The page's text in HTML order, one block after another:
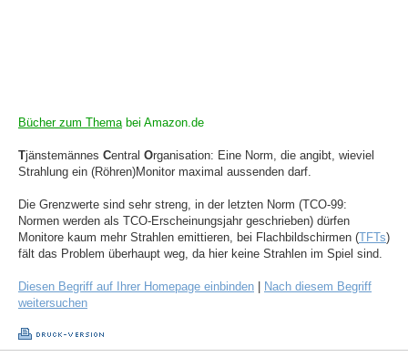
Bücher zum Themabei Amazon.de
Tjänstemännes Central Organisation: Eine Norm, die angibt, wieviel
Strahlung ein (Röhren)Monitor maximal aussenden darf.
Die Grenzwerte sind sehr streng, in der letzten Norm (TCO-99:
Normen werden als TCO-Erscheinungsjahr geschrieben) dürfen
Monitore kaum mehr Strahlen emittieren, bei Flachbildschirmen (TFTs)
fält das Problem überhaupt weg, da hier keine Strahlen im Spiel sind.
Diesen Begriff auf Ihrer Homepage einbinden
Nach diesem Begriff
weitersuchen